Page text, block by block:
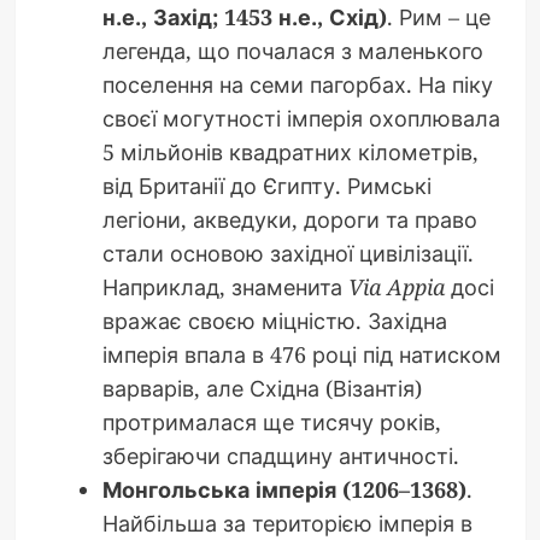
н.е., Захід; 1453 н.е., Схід). Рим – це
легенда, що почалася з маленького
поселення на семи пагорбах. На піку
своєї могутності імперія охоплювала
5 мільйонів квадратних кілометрів,
від Британії до Єгипту. Римські
легіони, акведуки, дороги та право
стали основою західної цивілізації.
Наприклад, знаменита Via Appiaдосі
вражає своєю міцністю. Західна
імперія впала в 476 році під натиском
варварів, але Східна (Візантія)
протрималася ще тисячу років,
зберігаючи спадщину античності.
Монгольська імперія (1206–1368).
Найбільша за територією імперія в